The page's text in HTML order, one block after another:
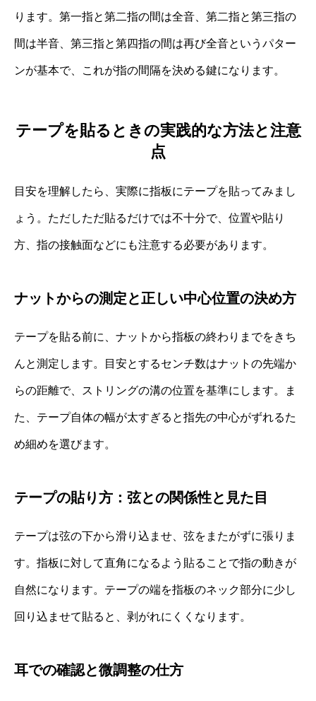
ります。第一指と第二指の間は全音、第二指と第三指の
間は半音、第三指と第四指の間は再び全音というパター
ンが基本で、これが指の間隔を決める鍵になります。
テープを貼るときの実践的な方法と注意
点
目安を理解したら、実際に指板にテープを貼ってみまし
ょう。ただしただ貼るだけでは不十分で、位置や貼り
方、指の接触面などにも注意する必要があります。
ナットからの測定と正しい中心位置の決め方
テープを貼る前に、ナットから指板の終わりまでをきち
んと測定します。目安とするセンチ数はナットの先端か
らの距離で、ストリングの溝の位置を基準にします。ま
た、テープ自体の幅が太すぎると指先の中心がずれるた
め細めを選びます。
テープの貼り方：弦との関係性と見た目
テープは弦の下から滑り込ませ、弦をまたがずに張りま
す。指板に対して直角になるよう貼ることで指の動きが
自然になります。テープの端を指板のネック部分に少し
回り込ませて貼ると、剥がれにくくなります。
耳での確認と微調整の仕方